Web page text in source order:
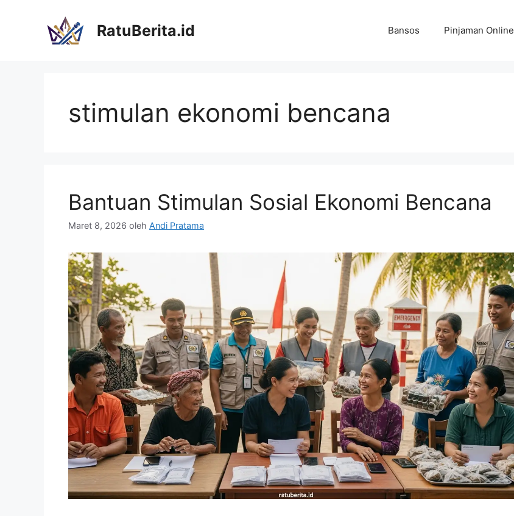
RatuBerita.id Bansos Pinjaman Online
stimulan ekonomi bencana
Bantuan Stimulan Sosial Ekonomi Bencana
Maret 8, 2026 oleh Andi Pratama